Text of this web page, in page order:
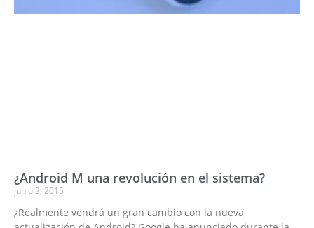
¿Android M una revolución en el sistema?
junio 2, 2015
¿Realmente vendrá un gran cambio con la nueva